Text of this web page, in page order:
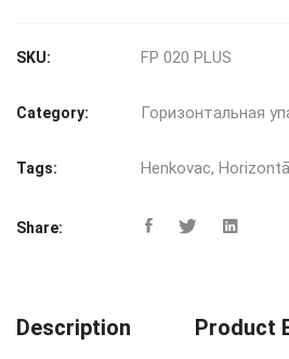
SKU: FP 020 PLUS
Category: Горизонтальная
Tags: Henkovac,
Share:
Description Product